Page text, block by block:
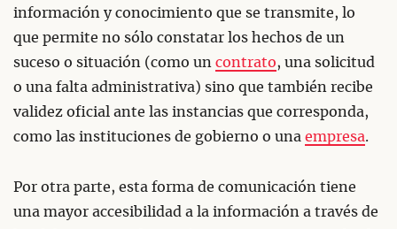
información y conocimiento que se transmite, lo
que permite no sólo constatar los hechos de un
suceso o situación (como un contrato, una solicitud
o una falta administrativa) sino que también recibe
validez oficial ante las instancias que corresponda,
como las instituciones de gobierno o una empresa.
Por otra parte, esta forma de comunicación tiene
una mayor accesibilidad a la información a través de